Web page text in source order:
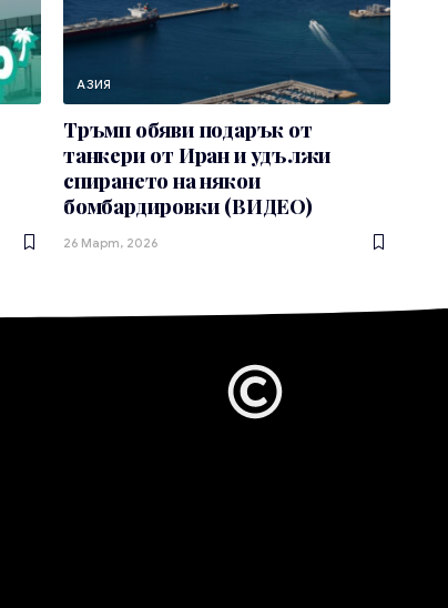
АЗИЯ
Тръмп обяви подарък от
танкери от Иран и удължи
спирането на някои
бомбардировки (ВИДЕО)
26 Март, 2026